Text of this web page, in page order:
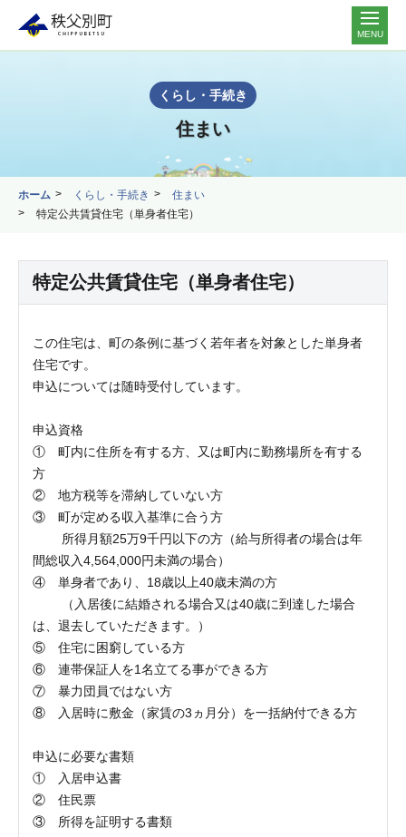
MENU
くらし・手続き
住まい
ホーム くらし・手続き
住まい
特定公共賃貸住宅（単身者住宅）
特定公共賃貸住宅（単身者住宅）
この住宅は、町の条例に基づく若年者を対象とした単身者
住宅です。
申込については随時受付しています。
申込資格
① 町内に住所を有する方、又は町内に勤務場所を有する
方
② 地方税等を滞納していない方
③ 町が定める収入基準に合う方
所得月額25万9千円以下の方（給与所得者の場合は年
間総収入4,564,000円未満の場合）
④ 単身者であり、18歳以上40歳未満の方
（入居後に結婚される場合又は40歳に到達した場合
は、退去していただきます。）
⑤ 住宅に困窮している方
⑥ 連帯保証人を1名立てる事ができる方
⑦ 暴力団員ではない方
⑧ 入居時に敷金（家賃の3ヵ月分）を一括納付できる方
申込に必要な書類
① 入居申込書
② 住民票
③ 所得を証明する書類